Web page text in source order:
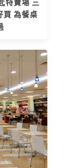
特賣場 三
買 為餐桌